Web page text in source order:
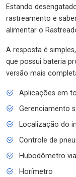
Estando
rastreamento e
alimentar o
A resposta é
que possui bateria
versão mais
Aplicações em
Gerenciamento
Localização do
Controle de
Hubodômetro
Horímetro